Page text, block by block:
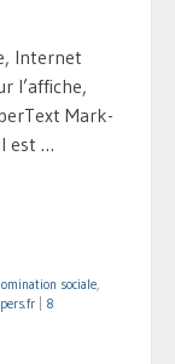
Internet
l’affiche,
Mark-
est …
sociale,
8